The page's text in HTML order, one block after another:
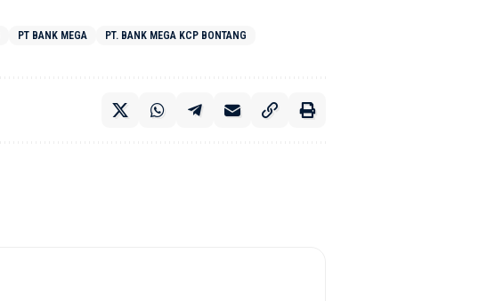
PT BANK MEGA PT. BANK MEGA KCP BONTANG